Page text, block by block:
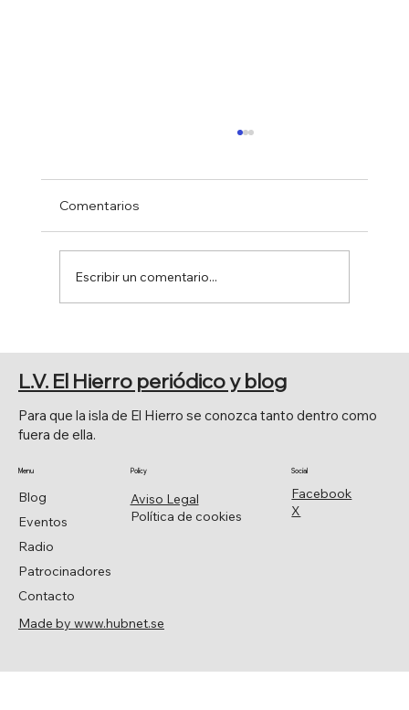
ARMAS.
Comentarios
Escribir un comentario...
Facebook
X
Social
Aviso Legal
Política de cookies
Policy
Blog
Eventos
Radio
Patrocinadores
Contacto
Menu
Para que la isla de El Hierro se conozca tanto dentro como
fuera de ella.
L.V. El Hierro periódico y blog
Made by www.hubnet.se